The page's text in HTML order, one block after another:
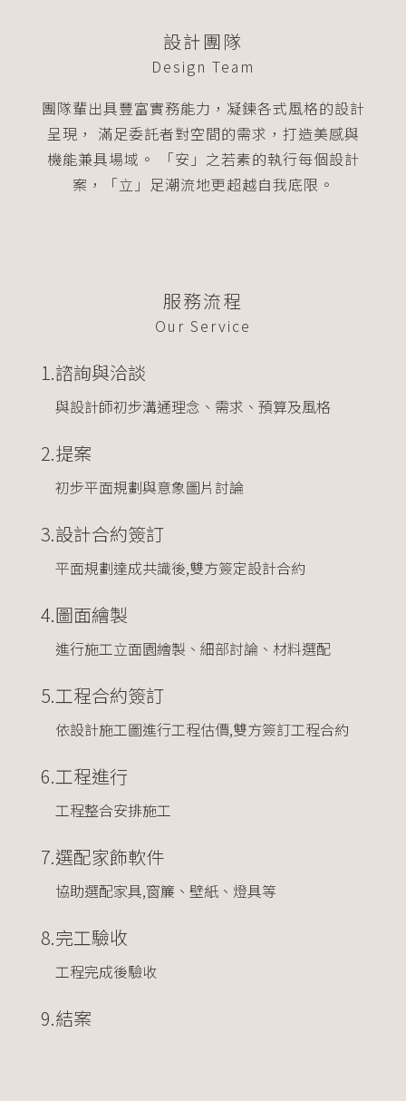
設計團隊
Design Team
團隊輩出具豐富實務能力，凝鍊各式風格的設計
呈現， 滿足委託者對空間的需求，打造美感與
機能兼具場域。
「安」之若素的執行每個設計
案，「立」足潮流地更超越自我底限。
服務流程
Our Service
1.諮詢與洽談
與設計師初步溝通理念、需求、預算及風格
2.提案
初步平面規劃與意象圖片討論
3.設計合約簽訂
平面規劃達成共識後,雙方簽定設計合約
4.圖面繪製
進行施工立面園繪製、細部討論、材料選配
5.工程合約簽訂
依設計施工圖進行工程估價,雙方簽訂工程合約
6.工程進行
工程整合安排施工
7.選配家飾軟件
協助選配家具,窗簾、壁紙、燈具等
8.完工驗收
工程完成後驗收
9.結案